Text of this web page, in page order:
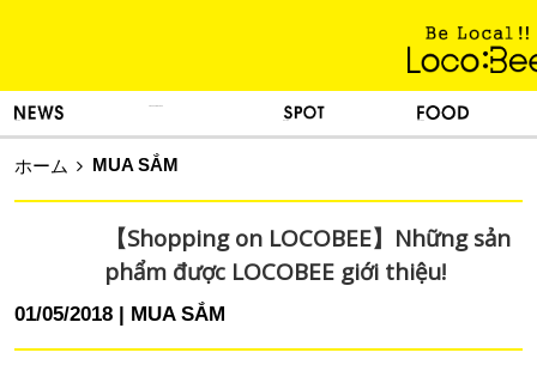
ホーム MUA SẮM
【Shopping on LOCOBEE】Những sản
phẩm được LOCOBEE giới thiệu!
01/05/2018 MUA SẮM